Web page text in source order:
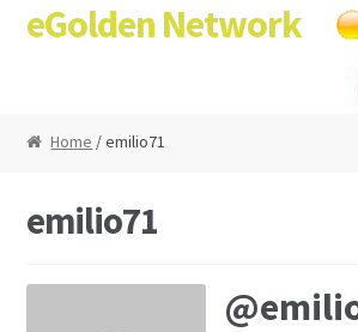
Skip to navigation
Skip to content
eGolden Network
Home / emilio71
emilio71